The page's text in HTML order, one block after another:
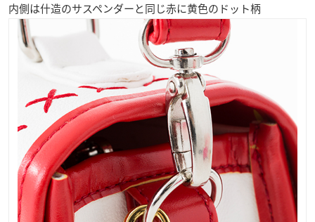
内側は什造のサスペンダーと同じ赤に黄色のドット柄